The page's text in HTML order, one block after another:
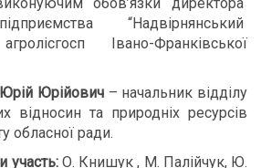
“Надвірнянський
Івано-Франківської
Юрійович – начальник відділу
відносин та природніх ресурсів
обласної ради.
участь:О. Книшук , М. Палійчук, Ю.